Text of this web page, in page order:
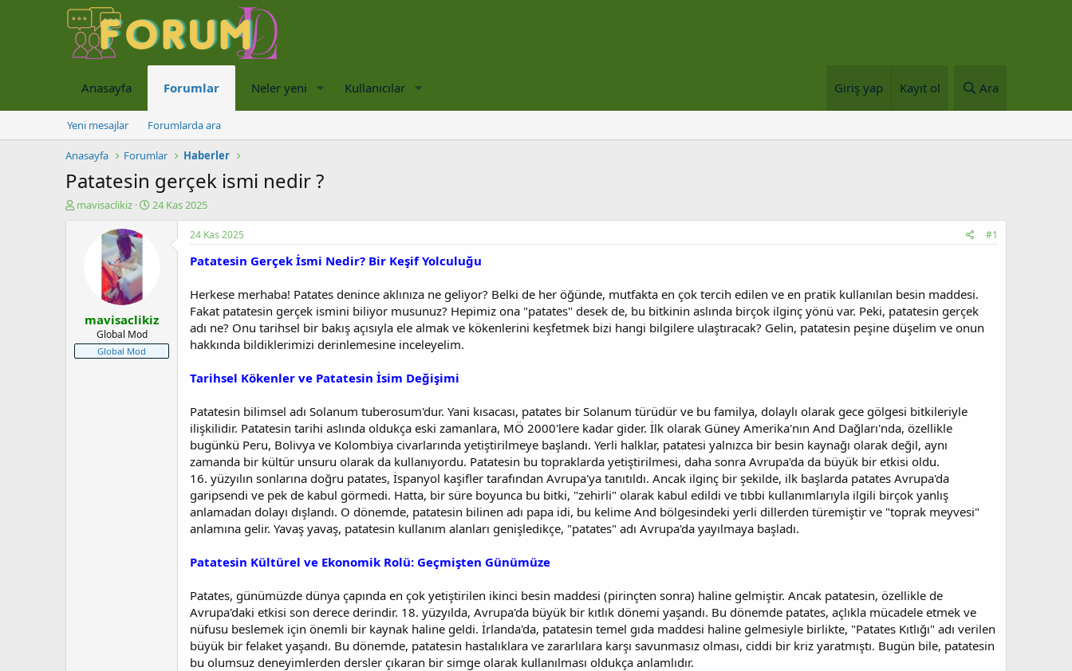
Anasayfa Forumlar Neler yeni Kullanıcılar Giriş yap Kayıt ol Ara
Yeni mesajlar Forumlarda ara
Anasayfa Forumlar Haberler
Patatesin gerçek ismi nedir ?
K
a
t
mavisaclikiz
B
ç
a
r
24 Kas 2025
mavisaclikiz
Global Mod
Global Mod
24 Kas 2025 #1
Patatesin Gerçek İsmi Nedir? Bir Keşif Yolculuğu
Herkese merhaba! Patates denince aklınıza ne geliyor? Belki de her öğünde, mutfakta en çok tercih edilen ve en pratik kullanılan besin maddesi.
Fakat patatesin gerçek ismini biliyor musunuz? Hepimiz ona "patates" desek de, bu bitkinin aslında birçok ilginç yönü var. Peki, patatesin gerçek
adı ne? Onu tarihsel bir bakış açısıyla ele almak ve kökenlerini keşfetmek bizi hangi bilgilere ulaştıracak? Gelin, patatesin peşine düşelim ve onun
hakkında bildiklerimizi derinlemesine inceleyelim.
Tarihsel Kökenler ve Patatesin İsim Değişimi
Patatesin bilimsel adı Solanum tuberosum'dur. Yani kısacası, patates bir Solanum türüdür ve bu familya, dolaylı olarak gece gölgesi bitkileriyle
ilişkilidir. Patatesin tarihi aslında oldukça eski zamanlara, MÖ 2000'lere kadar gider. İlk olarak Güney Amerika'nın And Dağları'nda, özellikle
bugünkü Peru, Bolivya ve Kolombiya civarlarında yetiştirilmeye başlandı. Yerli halklar, patatesi yalnızca bir besin kaynağı olarak değil, aynı
zamanda bir kültür unsuru olarak da kullanıyordu. Patatesin bu topraklarda yetiştirilmesi, daha sonra Avrupa'da da büyük bir etkisi oldu.
16. yüzyılın sonlarına doğru patates, İspanyol kaşifler tarafından Avrupa'ya tanıtıldı. Ancak ilginç bir şekilde, ilk başlarda patates Avrupa'da
garipsendi ve pek de kabul görmedi. Hatta, bir süre boyunca bu bitki, "zehirli" olarak kabul edildi ve tıbbi kullanımlarıyla ilgili birçok yanlış
anlamadan dolayı dışlandı. O dönemde, patatesin bilinen adı papa idi, bu kelime And bölgesindeki yerli dillerden türemiştir ve "toprak meyvesi"
anlamına gelir. Yavaş yavaş, patatesin kullanım alanları genişledikçe, "patates" adı Avrupa'da yayılmaya başladı.
Patatesin Kültürel ve Ekonomik Rolü: Geçmişten Günümüze
Patates, günümüzde dünya çapında en çok yetiştirilen ikinci besin maddesi (pirinçten sonra) haline gelmiştir. Ancak patatesin, özellikle de
Avrupa'daki etkisi son derece derindir. 18. yüzyılda, Avrupa'da büyük bir kıtlık dönemi yaşandı. Bu dönemde patates, açlıkla mücadele etmek ve
nüfusu beslemek için önemli bir kaynak haline geldi. İrlanda'da, patatesin temel gıda maddesi haline gelmesiyle birlikte, "Patates Kıtlığı" adı verilen
büyük bir felaket yaşandı. Bu dönemde, patatesin hastalıklara ve zararlılara karşı savunmasız olması, ciddi bir kriz yaratmıştı. Bugün bile, patatesin
bu olumsuz deneyimlerden dersler çıkaran bir simge olarak kullanılması oldukça anlamlıdır.